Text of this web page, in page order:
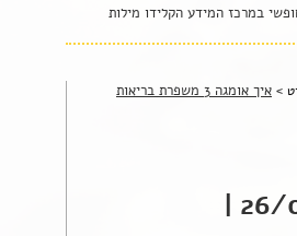
במרכז המידע הקלידו מילות
>
איך אומגה 3 משפרת בריאות
26/